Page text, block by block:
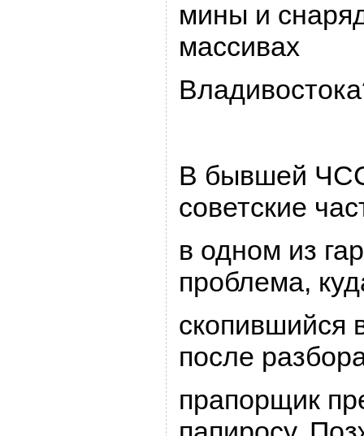
мины и
массивах
В бывшей
советские
в одном из
пpоблема,
скопившийся
после
пpапоpщик